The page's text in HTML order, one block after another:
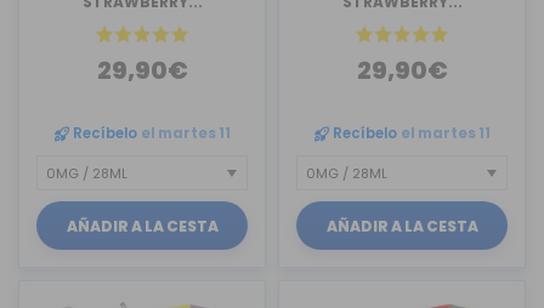
29,90€
Recíbelo el martes 11
AÑADIR A LA CESTA
29,90€
Recíbelo el martes 11
AÑADIR A LA CESTA